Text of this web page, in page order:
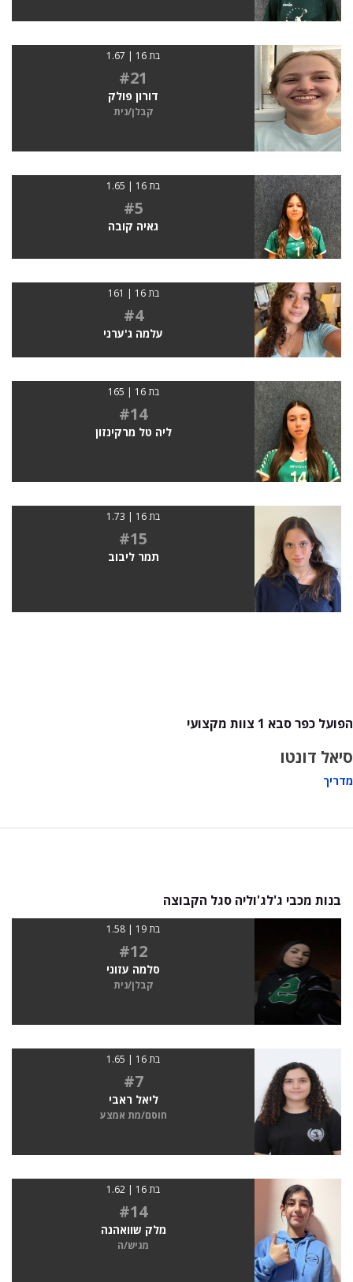
בת 16 | 1.67
#21
דורון פולק
קבלן/נית
בת 16 | 1.65
#5
גאיה קובה
בת 16 | 161
#4
עלמה ג'ערני
בת 16 | 165
#14
ליה טל מרקינזון
בת 16 | 1.73
#15
תמר ליבוב
הפועל כפר סבא 1 צוות מקצועי
סיאל דונטו
מדריך
בנות מכבי ג'לג'וליה סגל הקבוצה
בת 19 | 1.58
#12
סלמה עזוני
קבלן/נית
בת 16 | 1.65
#7
ליאל ראבי
חוסם/מת אמצע
בת 16 | 1.62
#14
מלק שוואהנה
מגיש/ה